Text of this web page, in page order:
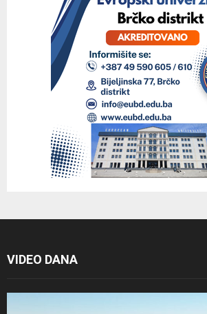
VIDEO DANA